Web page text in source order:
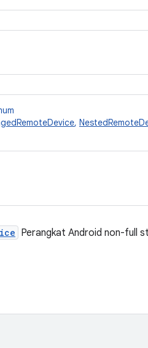
,
Perangkat Android non-full